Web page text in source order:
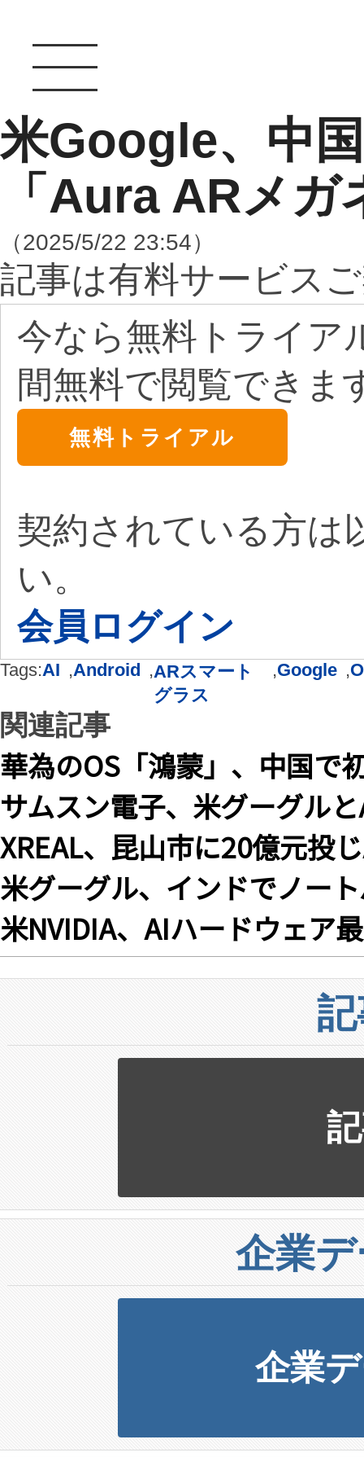
米Google、中
「Aura ARメ
（2025/5/22 23:54）
記事は有料サービス
今なら無料トライア
間無料で閲覧できま
無料トライアル
契約されている方は
い。
会員ログイン
Tags:AI ,Android ,ARスマート
グラス
,Google ,
関連記事
華為のOS「鴻蒙」、中国で
サムスン電子、米グーグル
XREAL、昆山市に20億元投
米グーグル、インドでノー
米NVIDIA、AIハードウェア
企業
企業